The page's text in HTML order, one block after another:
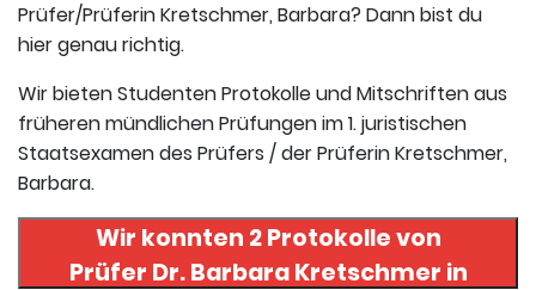
Prüfer/Prüferin Kretschmer, Barbara? Dann bist du
hier genau richtig.
Wir bieten Studenten Protokolle und Mitschriften aus
früheren mündlichen Prüfungen im 1. juristischen
Staatsexamen des Prüfers / der Prüferin Kretschmer,
Barbara.
Wir konnten 2 Protokolle von
Prüfer Dr. Barbara Kretschmer in